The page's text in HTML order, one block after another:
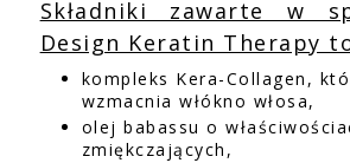
Składniki zawarte w
Design Keratin Therapy
kompleks Kera-Collagen,
wzmacnia włókno włosa,
olej babassu o
zmiękczających,